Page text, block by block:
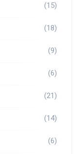
(15)
(18)
(9)
(6)
(21)
(14)
(6)